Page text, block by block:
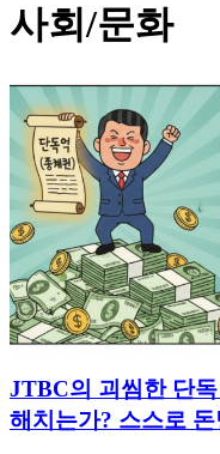
사회/문화
JTBC의 괴씸한 단
해치는가? 스스로